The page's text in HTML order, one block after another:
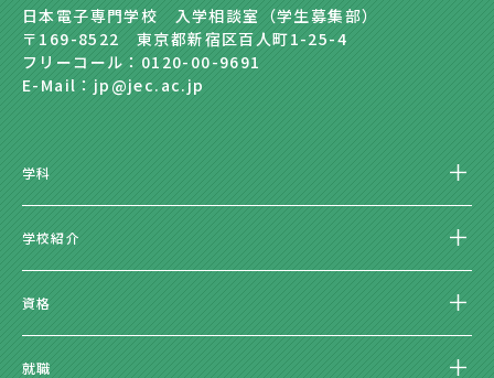
日本電子専門学校 入学相談室（学生募集部）
〒169-8522 東京都新宿区百人町1-25-4
フリーコール：0120-00-9691
E-Mail：jp@jec.ac.jp
学科
学校紹介
資格
就職